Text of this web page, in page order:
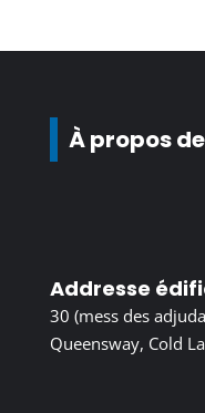
À propos
Addresse
30 (mess des
Queensway, Cold